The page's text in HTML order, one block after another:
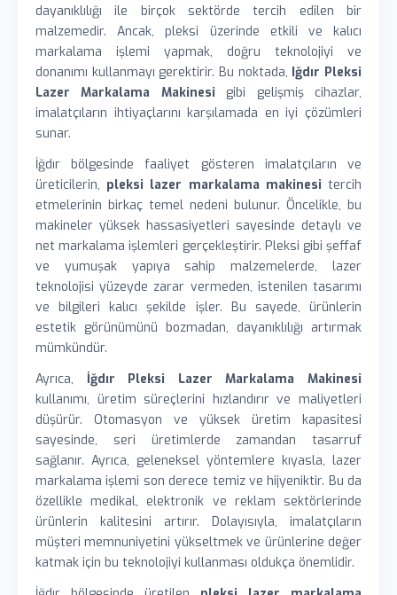
dayanıklılığı ile birçok sektörde tercih edilen bir
malzemedir. Ancak, pleksi üzerinde etkili ve kalıcı
markalama işlemi yapmak, doğru teknolojiyi ve
donanımı kullanmayı gerektirir. Bu noktada, Iğdır Pleksi
Lazer Markalama Makinesi gibi gelişmiş cihazlar,
imalatçıların ihtiyaçlarını karşılamada en iyi çözümleri
sunar.
İğdır bölgesinde faaliyet gösteren imalatçıların ve
üreticilerin, pleksi lazer markalama makinesi tercih
etmelerinin birkaç temel nedeni bulunur. Öncelikle, bu
makineler yüksek hassasiyetleri sayesinde detaylı ve
net markalama işlemleri gerçekleştirir. Pleksi gibi şeffaf
ve yumuşak yapıya sahip malzemelerde, lazer
teknolojisi yüzeyde zarar vermeden, istenilen tasarımı
ve bilgileri kalıcı şekilde işler. Bu sayede, ürünlerin
estetik görünümünü bozmadan, dayanıklılığı artırmak
mümkündür.
Ayrıca, İğdır Pleksi Lazer Markalama Makinesi
kullanımı, üretim süreçlerini hızlandırır ve maliyetleri
düşürür. Otomasyon ve yüksek üretim kapasitesi
sayesinde, seri üretimlerde zamandan tasarruf
sağlanır. Ayrıca, geleneksel yöntemlere kıyasla, lazer
markalama işlemi son derece temiz ve hijyeniktir. Bu da
özellikle medikal, elektronik ve reklam sektörlerinde
ürünlerin kalitesini artırır. Dolayısıyla, imalatçıların
müşteri memnuniyetini yükseltmek ve ürünlerine değer
katmak için bu teknolojiyi kullanması oldukça önemlidir.